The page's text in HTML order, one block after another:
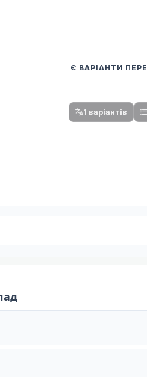
Є ВАРІАНТИ
1 варіантів